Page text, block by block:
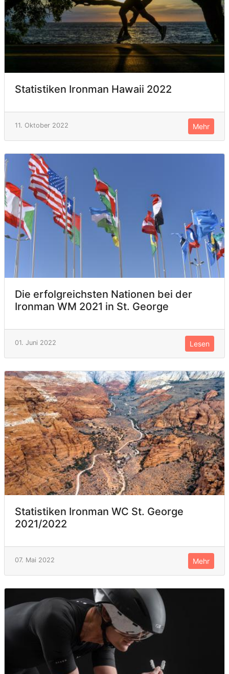
Statistiken Ironman Hawaii 2022
11. Oktober 2022 Mehr
Die erfolgreichsten Nationen bei der
Ironman WM 2021 in St. George
01. Juni 2022 Lesen
Statistiken Ironman WC St. George
2021/2022
07. Mai 2022 Mehr